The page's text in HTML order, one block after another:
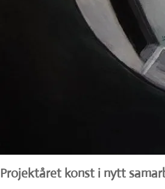
Projektåret konst i nytt